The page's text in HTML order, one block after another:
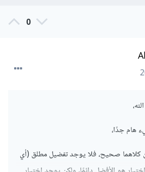
0
هام جدًا،
كلاهما صحيح، فلا يوجد تفضيل مطلق (أي